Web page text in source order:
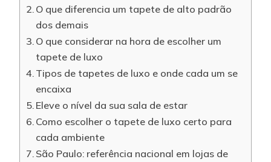
O que diferencia um tapete de alto padrão
dos demais
O que considerar na hora de escolher um
tapete de luxo
Tipos de tapetes de luxo e onde cada um se
encaixa
Eleve o nível da sua sala de estar
Como escolher o tapete de luxo certo para
cada ambiente
São Paulo: referência nacional em lojas de